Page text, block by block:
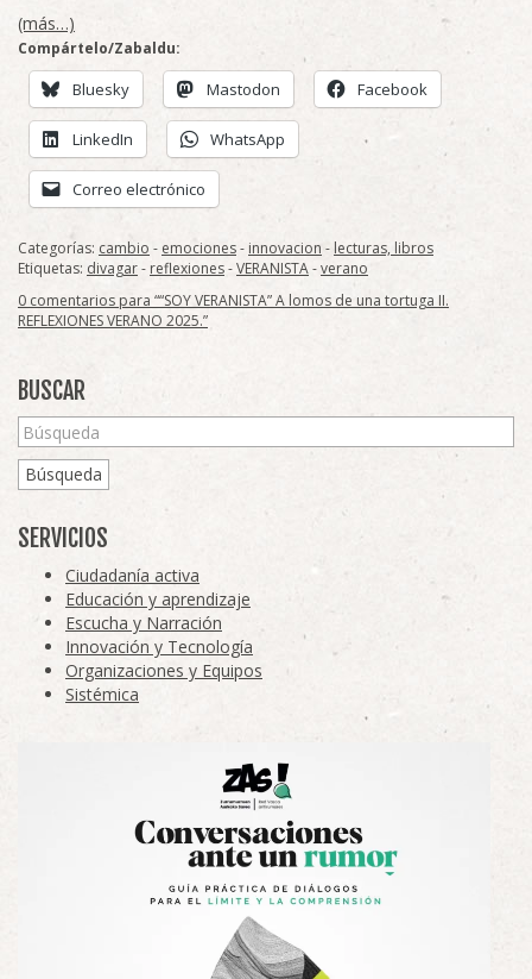
(más…)
Compártelo/Zabaldu:
Bluesky Mastodon Facebook
LinkedIn WhatsApp
Correo electrónico
Categorías: cambio - emociones- innovacion -lecturas, libros
Etiquetas: divagar- reflexiones-VERANISTA-verano
0 comentarios para ““SOY VERANISTA” A lomos de una tortuga II.
REFLEXIONES VERANO 2025.”
BUSCAR
Búsqueda
SERVICIOS
Ciudadanía activa
Educación y aprendizaje
Escucha y Narración
Innovación y Tecnología
Organizaciones y Equipos
Sistémica